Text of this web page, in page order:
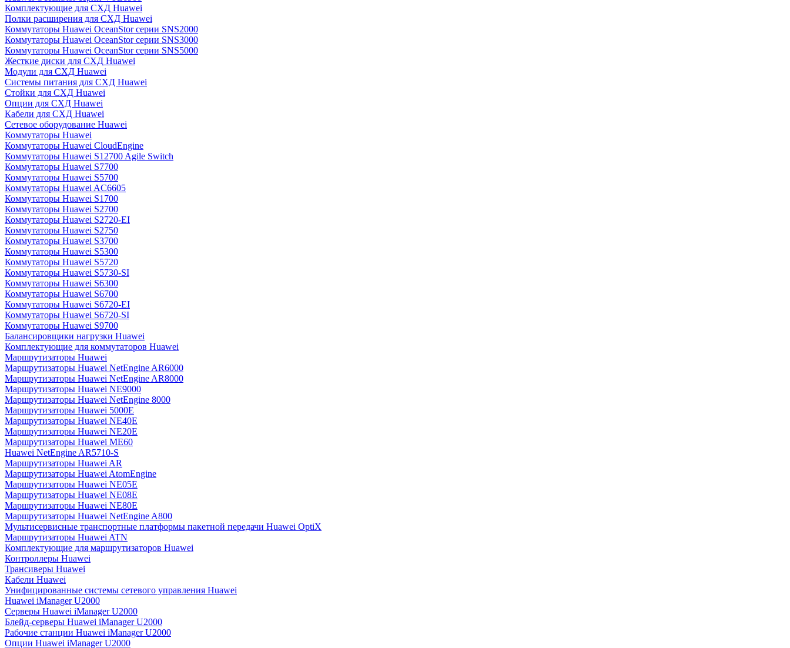
Комплектующие для СХД Huawei
Полки расширения для СХД Huawei
Коммутаторы Huawei OceanStor серии SNS2000
Коммутаторы Huawei OceanStor серии SNS3000
Коммутаторы Huawei OceanStor серии SNS5000
Жесткие диски для СХД Huawei
Модули для СХД Huawei
Системы питания для СХД Huawei
Стойки для СХД Huawei
Опции для СХД Huawei
Кабели для СХД Huawei
Сетевое оборудование Huawei
Коммутаторы Huawei
Коммутаторы Huawei CloudEngine
Коммутаторы Huawei S12700 Agile Switch
Коммутаторы Huawei S7700
Коммутаторы Huawei S5700
Коммутаторы Huawei AC6605
Коммутаторы Huawei S1700
Коммутаторы Huawei S2700
Коммутаторы Huawei S2720-EI
Коммутаторы Huawei S2750
Коммутаторы Huawei S3700
Коммутаторы Huawei S5300
Коммутаторы Huawei S5720
Коммутаторы Huawei S5730-SI
Коммутаторы Huawei S6300
Коммутаторы Huawei S6700
Коммутаторы Huawei S6720-EI
Коммутаторы Huawei S6720-SI
Коммутаторы Huawei S9700
Балансировщики нагрузки Huawei
Комплектующие для коммутаторов Huawei
Маршрутизаторы Huawei
Маршрутизаторы Huawei NetEngine AR6000
Маршрутизаторы Huawei NetEngine AR8000
Маршрутизаторы Huawei NE9000
Маршрутизаторы Huawei NetEngine 8000
Маршрутизаторы Huawei 5000E
Маршрутизаторы Huawei NE40E
Маршрутизаторы Huawei NE20E
Маршрутизаторы Huawei ME60
Huawei NetEngine AR5710-S
Маршрутизаторы Huawei AR
Маршрутизаторы Huawei AtomEngine
Маршрутизаторы Huawei NE05E
Маршрутизаторы Huawei NE08E
Маршрутизаторы Huawei NE80E
Маршрутизаторы Huawei NetEngine A800
Мультисервисные транспортные платформы пакетной передачи Huawei OptiX
Маршрутизаторы Huawei ATN
Комплектующие для маршрутизаторов Huawei
Контроллеры Huawei
Трансиверы Huawei
Кабели Huawei
Унифицированные системы сетевого управления Huawei
Huawei iManager U2000
Серверы Huawei iManager U2000
Блейд-серверы Huawei iManager U2000
Рабочие станции Huawei iManager U2000
Опции Huawei iManager U2000